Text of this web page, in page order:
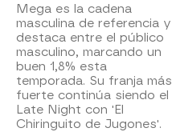
Mega es la cadena
masculina de referencia y
destaca entre el público
masculino, marcando un
buen 1,8% esta
temporada. Su franja más
fuerte continúa siendo el
Late Night con 'El
Chiringuito de Jugones'.